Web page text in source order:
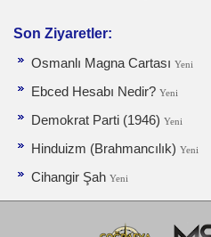
Son Ziyaretler:
Osmanlı Magna Cartası Yeni
Ebced Hesabı Nedir? Yeni
Demokrat Parti (1946) Yeni
Hinduizm (Brahmancılık) Yeni
Cihangir Şah Yeni